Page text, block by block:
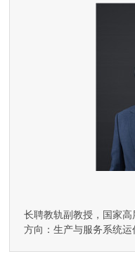
长聘教轨副教授，国家
方向：生产与服务系统运